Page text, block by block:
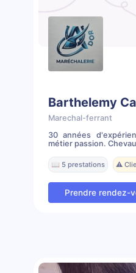
Barthelemy
Marechal-ferrant
30 années
métier passion.
📖 5 prestations ⚠️
Prendre rendez-